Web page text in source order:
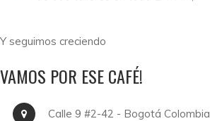
Y seguimos creciendo
VAMOS POR ESE CAFÉ!
Calle 9 #2-42 - Bogotá Colombia